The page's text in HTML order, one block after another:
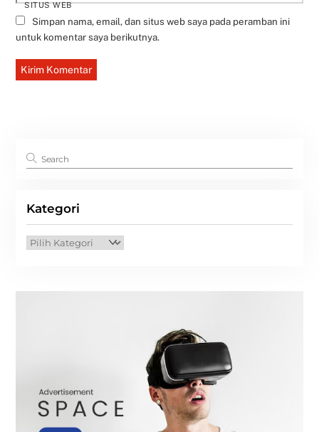
SITUS WEB
Simpan nama, email, dan situs web saya pada peramban ini
untuk komentar saya berikutnya.
Kategori
Kategori